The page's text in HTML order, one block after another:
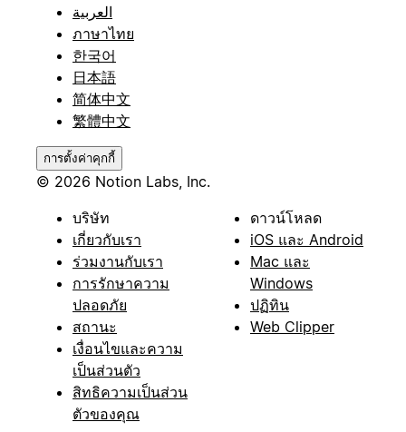
العربية
ภาษาไทย
한국어
日本語
简体中文
繁體中文
การตั้งค่าคุกกี้
© 2026 Notion Labs, Inc.
บริษัท
เกี่ยวกับเรา
ร่วมงานกับเรา
การรักษาความ
ปลอดภัย
สถานะ
เงื่อนไขและความ
เป็นส่วนตัว
สิทธิความเป็นส่วน
ตัวของคุณ
ดาวน์โหลด
iOS และ Android
Mac และ
Windows
ปฏิทิน
Web Clipper